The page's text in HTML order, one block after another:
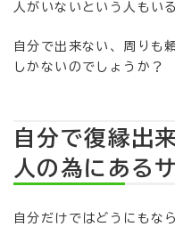
人がいないという人もい
自分で出来ない、周りも
しかないのでしょうか？
自分で復縁出
人の為にある
自分だけではどうにもな